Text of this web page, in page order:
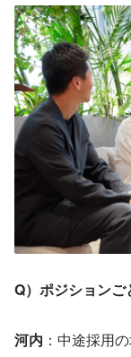
Q）ポジションご
河内 ：中途採用